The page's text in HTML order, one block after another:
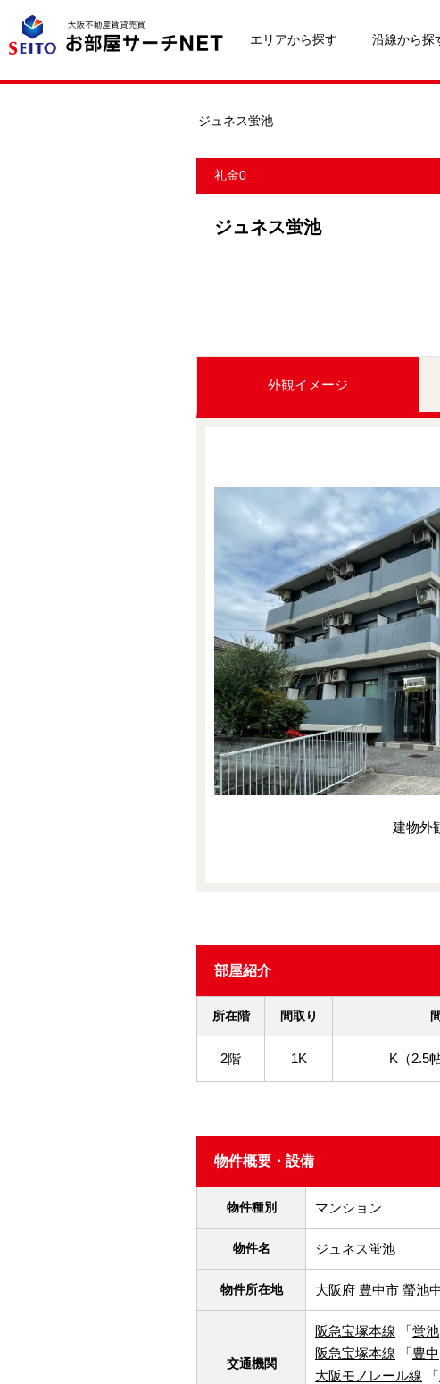
エリアから探す 沿線から探
ジュネス蛍池
礼金0
ジュネス蛍池
外観イメージ
建物外
部屋紹介
所在階 間取り
2階 1K K（2.5
物件概要・設備
物件種別 マンション
物件名 ジュネス蛍池
物件所在地 大阪府 豊中市 螢池
交通機関
阪急宝塚本線 「蛍池
阪急宝塚本線 「豊中
大阪モノレール線 「